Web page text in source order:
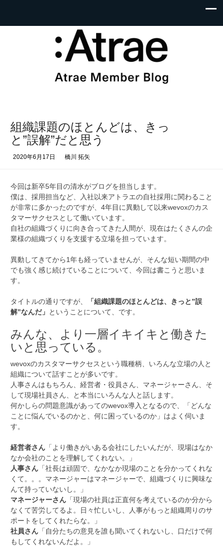
組織課題のほとんどは、きっ
と”誤解”だと思う
2020年6月17日 橋川 拓矢
今回は新卒5年目の清水がブログを担当します。
僕は、採用担当など、入社以来アトラエの自社採用に関わること
が非常に多かったのですが、4年目に異動して以来wevoxのカス
タマーサクセスとして働いています。
自社の組織づくりに向き合ってきた人間が、現在はたくさんの企
業様の組織づくりを支援する立場を担っています。
異動してきてから1年も経っていませんが、そんな短い期間の中
でも強く感じ続けていることについて、今回は書こうと思いま
す。
タイトルの通りですが、
「組織課題のほとんどは、きっと”誤
解”なんだ」 ということについて、です。
みんな、より一層イキイキと働きた
いと思っている。
wevoxのカスタマーサクセスという職種柄、いろんな立場の人と
組織について話すことが多いです。
人事さんはもちろん、経営者・役員さん、マネージャーさん、そ
して現場社員さん、と本当にいろんな人と話します。
何かしらの問題意識があってのwevox導入となるので、「どんな
ことに悩んでいるのかと、何に困っているのか」はよく伺いま
す。
経営者さん 「より働きがいある会社にしたいんだが、現場はなか
なか会社のことを理解してくれない。」
人事さん 「社長は頑固で、なかなか現場のことを分かってくれな
くて。。。マネージャーはマネージャーで、組織づくりに興味な
んて持っていないし。」
マネージャーさん 「現場の社員は正直何を考えているのか分から
なくて苦労してるよ。日々忙しいし、人事がもっと組織周りのサ
ポートをしてくれたらな。」
社員さん 「自分たちの意見を誰も聞いてくれないし、口だけで何
もしてくれないんだよ。」